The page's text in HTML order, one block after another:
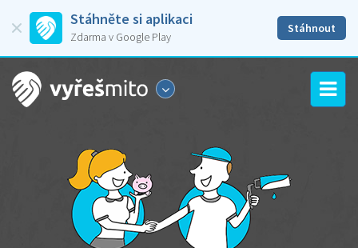
Stáhněte si aplikaci
Zdarma v Google Play
Stáhnout